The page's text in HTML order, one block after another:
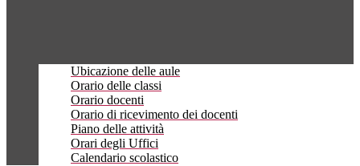
Ubicazione delle aule
Orario delle classi
Orario docenti
Orario di ricevimento dei docenti
Piano delle attività
Orari degli Uffici
Calendario scolastico